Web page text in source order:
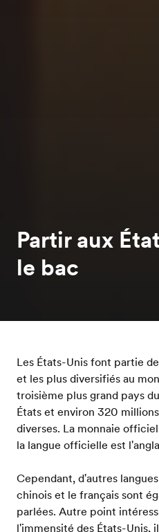
Partir aux
le bac
Les États-Unis font partie
et les plus diversifiés au
troisième plus grand pays
États et environ 320
diverses. La monnaie
la langue officielle est
Cependant, d'autres
chinois et le français sont
parlées. Autre point
l'immensité des États-Unis,